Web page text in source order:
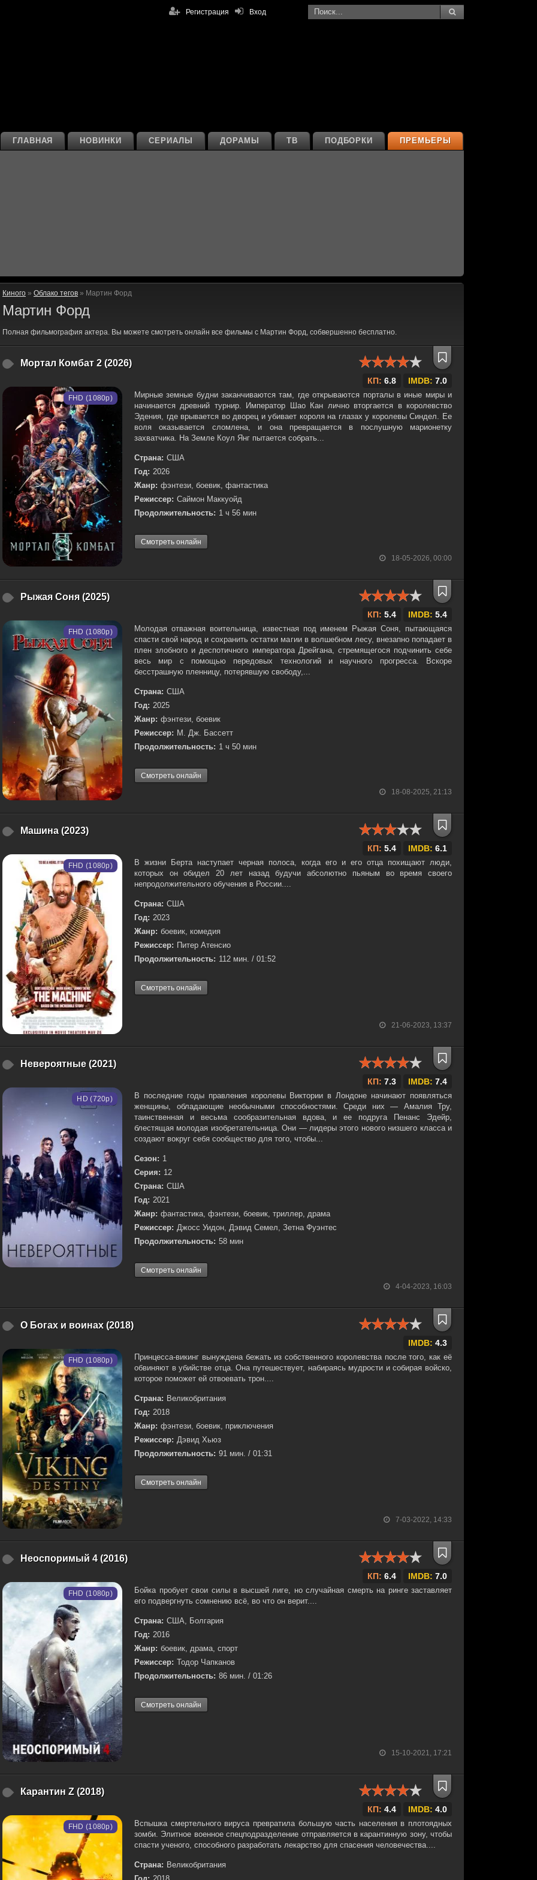
Вход
Регистрация
ПРЕМЬЕРЫ
ПОДБОРКИ
ТВ
ДОРАМЫ
СЕРИАЛЫ
НОВИНКИ
ГЛАВНАЯ
Киного » Облако тегов » Мартин Форд
Мартин Форд
Полная фильмография актера. Вы можете смотреть онлайн все фильмы с Мартин Форд, собвершенно бесплатно.
Мортал Комбат 2 (2026)
КП: 6.8 IMDB: 7.0
18-05-2026, 00:00
FHD (1080p)
Мирные земные будни заканчиваются там, где открываются порталы в иные миры и
начинается древний турнир. Император Шао Кан лично вторгается в королевство
Эдения, где врывается во дворец и убивает короля на глазах у королевы Синдел. Ее
воля оказывается сломлена, и она превращается в послушную марионетку
захватчика. На Земле Коул Янг пытается собрать...
Страна: США
Год: 2026
Жанр: фэнтези, боевик, фантастика
Режиссер: Саймон Маккуойд
Продолжительность: 1 ч 56 мин
Смотреть онлайн
Рыжая Соня (2025)
КП: 5.4 IMDB: 5.4
18-08-2025, 21:13
FHD (1080p)
Молодая отважная воительница, известная под именем Рыжая Соня, пытающаяся
спасти свой народ и сохранить остатки магии в волшебном лесу, внезапно попадает в
плен злобного и деспотичного императора Дрейгана, стремящегося подчинить себе
весь мир с помощью передовых технологий и научного прогресса. Вскоре
бесстрашную пленницу, потерявшую свободу,...
Страна: США
Год: 2025
Жанр: фэнтези, боевик
Режиссер: М. Дж. Бассетт
Продолжительность: 1 ч 50 мин
Смотреть онлайн
Машина (2023)
КП: 5.4 IMDB: 6.1
21-06-2023, 13:37
FHD (1080p)
В жизни Берта наступает черная полоса, когда его и его отца похищают люди,
которых он обидел 20 лет назад будучи абсолютно пьяным во время своего
непродолжительного обучения в России....
Страна: США
Год: 2023
Жанр: боевик, комедия
Режиссер: Питер Атенсио
Продолжительность: 112 мин. / 01:52
Смотреть онлайн
Невероятные (2021)
КП: 7.3 IMDB: 7.4
4-04-2023, 16:03
HD (720p)
В последние годы правления королевы Виктории в Лондоне начинают появляться
женщины, обладающие необычными способностями. Среди них — Амалия Тру,
таинственная и весьма сообразительная вдова, и ее подруга Пенанс Эдейр,
блестящая молодая изобретательница. Они — лидеры этого нового низшего класса и
создают вокруг себя сообщество для того, чтобы...
Сезон: 1
Серия: 12
Страна: США
Год: 2021
Жанр: фантастика, фэнтези, боевик, триллер, драма
Режиссер: Джосс Уидон, Дэвид Семел, Зетна Фуэнтес
Продолжительность: 58 мин
Смотреть онлайн
О Богах и воинах (2018)
IMDB: 4.3
7-03-2022, 14:33
FHD (1080p)
Принцесса-викинг вынуждена бежать из собственного королевства после того, как её
обвиняют в убийстве отца. Она путешествует, набираясь мудрости и собирая войско,
которое поможет ей отвоевать трон....
Страна: Великобритания
Год: 2018
Жанр: фэнтези, боевик, приключения
Режиссер: Дэвид Хьюз
Продолжительность: 91 мин. / 01:31
Смотреть онлайн
Неоспоримый 4 (2016)
КП: 6.4 IMDB: 7.0
15-10-2021, 17:21
FHD (1080p)
Бойка пробует свои силы в высшей лиге, но случайная смерть на ринге заставляет
его подвергнуть сомнению всё, во что он верит....
Страна: США, Болгария
Год: 2016
Жанр: боевик, драма, спорт
Режиссер: Тодор Чапканов
Продолжительность: 86 мин. / 01:26
Смотреть онлайн
Карантин Z (2018)
КП: 4.4 IMDB: 4.0
FHD (1080p)
Вспышка смертельного вируса превратила большую часть населения в плотоядных
зомби. Элитное военное спецподразделение отправляется в карантинную зону, чтобы
спасти ученого, способного разработать лекарство для спасения человечества....
Страна: Великобритания